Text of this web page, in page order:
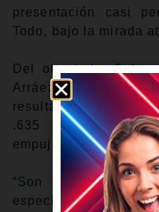
presentación casi
Todo, bajo la mirada
Del otro lado,
Arráez desde el
resultados son
.635 (de 8-5),
empujadas y ¡OPS
“Son un ejemplo
especialmente esta